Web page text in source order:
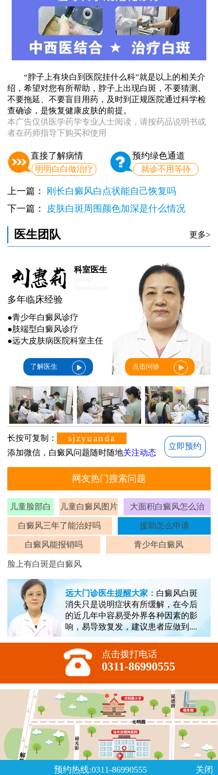
“脖子上有块白到医院挂什么科”就是以上的相关介
绍，希望对您有所帮助，脖子上出现白斑，不要猜测、
不要拖延、不要盲目用药，及时到正规医院通过科学检
查确诊，是恢复健康皮肤的前提。
本广告仅供医学药学专业人士阅读，请按药品说明书或
者在药师指导下购买和使用
直接了解病情
明明白白做治疗
预约绿色通道
就诊不用等待
上一篇：
刚长白癜风白点状能自己恢复吗
下一篇： 皮肤白斑周围颜色加深是什么情况
医生团队 更多>
科室医生
多年临床经验
●青少年白癜风诊疗
●肢端型白癜风诊疗
●远大皮肤病医院科室主任
了解医生 点击问诊
长按可复制： sjzyuanda
添加微信，白癜风问题随时随地关注动态
立即预约
网友热门搜索问题
儿童脸部白
斑
儿童白癜风图片 大面积白癜风怎么治
白癜风三年了能治好吗 援助怎么申请
白癜风能报销吗 青少年白癜风
脸上有白斑是白癜风
远大门诊医生提醒大家： 白癜风白斑
消失只是说明症状有所缓解，在今后
的近几年中容易受外界各种因素的影
响，易导致复发，建议患者应做到....
点击拨打电话
0311-86990555
预约热线:0311-86990555 关闭